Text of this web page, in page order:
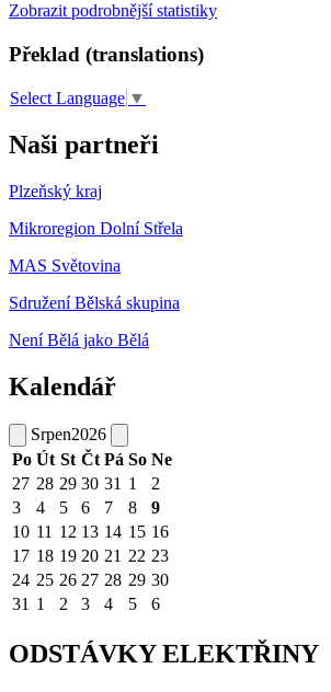
Zobrazit podrobnější statistiky
Překlad (translations)
Select Language ▼
Naši partneři
Plzeňský kraj
Mikroregion Dolní Střela
MAS Světovina
Sdružení Bělská skupina
Není Bělá jako Bělá
Kalendář
Srpen2026
Po Út St Čt Pá So Ne
27 28 29 30 31 1
2
3
4 5 6 7 8
9
10 11 12 13 14 15 16
17 18 19 20 21 22 23
24 25 26 27 28 29 30
31 1 2 3 4 5 6
ODSTÁVKY ELEKTŘINY